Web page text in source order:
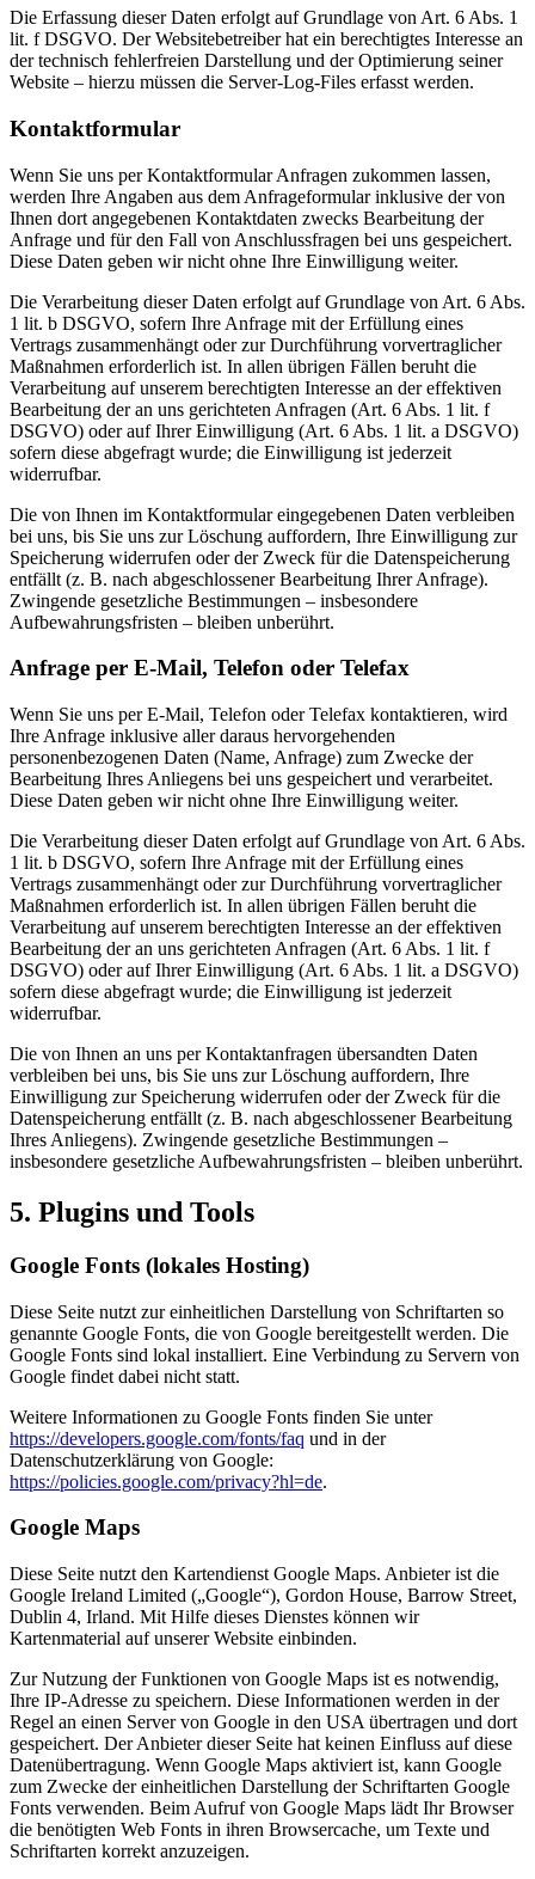
Die Erfassung dieser Daten erfolgt auf Grundlage von Art. 6 Abs. 1
lit. f DSGVO. Der Websitebetreiber hat ein berechtigtes Interesse an
der technisch fehlerfreien Darstellung und der Optimierung seiner
Website – hierzu müssen die Server-Log-Files erfasst werden.
Kontaktformular
Wenn Sie uns per Kontaktformular Anfragen zukommen lassen,
werden Ihre Angaben aus dem Anfrageformular inklusive der von
Ihnen dort angegebenen Kontaktdaten zwecks Bearbeitung der
Anfrage und für den Fall von Anschlussfragen bei uns gespeichert.
Diese Daten geben wir nicht ohne Ihre Einwilligung weiter.
Die Verarbeitung dieser Daten erfolgt auf Grundlage von Art. 6 Abs.
1 lit. b DSGVO, sofern Ihre Anfrage mit der Erfüllung eines
Vertrags zusammenhängt oder zur Durchführung vorvertraglicher
Maßnahmen erforderlich ist. In allen übrigen Fällen beruht die
Verarbeitung auf unserem berechtigten Interesse an der effektiven
Bearbeitung der an uns gerichteten Anfragen (Art. 6 Abs. 1 lit. f
DSGVO) oder auf Ihrer Einwilligung (Art. 6 Abs. 1 lit. a DSGVO)
sofern diese abgefragt wurde; die Einwilligung ist jederzeit
widerrufbar.
Die von Ihnen im Kontaktformular eingegebenen Daten verbleiben
bei uns, bis Sie uns zur Löschung auffordern, Ihre Einwilligung zur
Speicherung widerrufen oder der Zweck für die Datenspeicherung
entfällt (z. B. nach abgeschlossener Bearbeitung Ihrer Anfrage).
Zwingende gesetzliche Bestimmungen – insbesondere
Aufbewahrungsfristen – bleiben unberührt.
Anfrage per E-Mail, Telefon oder Telefax
Wenn Sie uns per E-Mail, Telefon oder Telefax kontaktieren, wird
Ihre Anfrage inklusive aller daraus hervorgehenden
personenbezogenen Daten (Name, Anfrage) zum Zwecke der
Bearbeitung Ihres Anliegens bei uns gespeichert und verarbeitet.
Diese Daten geben wir nicht ohne Ihre Einwilligung weiter.
Die Verarbeitung dieser Daten erfolgt auf Grundlage von Art. 6 Abs.
1 lit. b DSGVO, sofern Ihre Anfrage mit der Erfüllung eines
Vertrags zusammenhängt oder zur Durchführung vorvertraglicher
Maßnahmen erforderlich ist. In allen übrigen Fällen beruht die
Verarbeitung auf unserem berechtigten Interesse an der effektiven
Bearbeitung der an uns gerichteten Anfragen (Art. 6 Abs. 1 lit. f
DSGVO) oder auf Ihrer Einwilligung (Art. 6 Abs. 1 lit. a DSGVO)
sofern diese abgefragt wurde; die Einwilligung ist jederzeit
widerrufbar.
Die von Ihnen an uns per Kontaktanfragen übersandten Daten
verbleiben bei uns, bis Sie uns zur Löschung auffordern, Ihre
Einwilligung zur Speicherung widerrufen oder der Zweck für die
Datenspeicherung entfällt (z. B. nach abgeschlossener Bearbeitung
Ihres Anliegens). Zwingende gesetzliche Bestimmungen –
insbesondere gesetzliche Aufbewahrungsfristen – bleiben unberührt.
5. Plugins und Tools
Google Fonts (lokales Hosting)
Diese Seite nutzt zur einheitlichen Darstellung von Schriftarten so
genannte Google Fonts, die von Google bereitgestellt werden. Die
Google Fonts sind lokal installiert. Eine Verbindung zu Servern von
Google findet dabei nicht statt.
Weitere Informationen zu Google Fonts finden Sie unter
https://developers.google.com/fonts/faq und in der
Datenschutzerklärung von Google:
https://policies.google.com/privacy?hl=de.
Google Maps
Diese Seite nutzt den Kartendienst Google Maps. Anbieter ist die
Google Ireland Limited („Google“), Gordon House, Barrow Street,
Dublin 4, Irland. Mit Hilfe dieses Dienstes können wir
Kartenmaterial auf unserer Website einbinden.
Zur Nutzung der Funktionen von Google Maps ist es notwendig,
Ihre IP-Adresse zu speichern. Diese Informationen werden in der
Regel an einen Server von Google in den USA übertragen und dort
gespeichert. Der Anbieter dieser Seite hat keinen Einfluss auf diese
Datenübertragung. Wenn Google Maps aktiviert ist, kann Google
zum Zwecke der einheitlichen Darstellung der Schriftarten Google
Fonts verwenden. Beim Aufruf von Google Maps lädt Ihr Browser
die benötigten Web Fonts in ihren Browsercache, um Texte und
Schriftarten korrekt anzuzeigen.